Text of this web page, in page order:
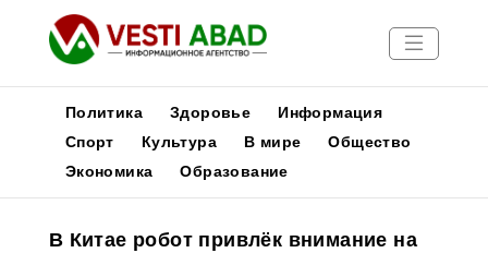
Новости
Медиа
Политика Здоровье
Информация
Спорт
Культура В мире
Общество
Экономика
Образование
В Китае робот привлёк внимание на